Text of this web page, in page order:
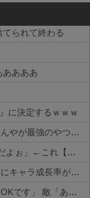
てられて終わる
ああああ
に決定するｗｗｗ
すまん『ガンダム』について全く知らないんやが最強のやつはどんなの？
「この水着……お●ぱいこぼれちゃいそうだよぉ」←これ【ラブライブ！】
【朗報】ファイアーエムブレムさん、ついにキャラ成長率がゲーム内で見れるようになる
ゲーム作者ワイ「感想ください。辛口でもOKです」 敵「あれがだめ。これがだめ」